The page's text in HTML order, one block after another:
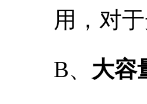
用，对
B、 大容